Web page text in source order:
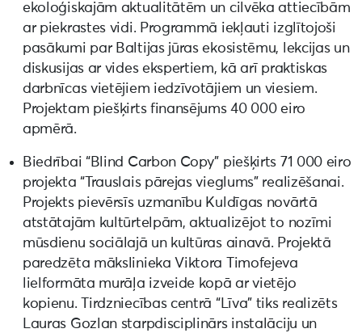
ekoloģiskajām aktualitātēm un cilvēka attiecībām
ar piekrastes vidi. Programmā iekļauti izglītojoši
pasākumi par Baltijas jūras ekosistēmu, lekcijas un
diskusijas ar vides ekspertiem, kā arī praktiskas
darbnīcas vietējiem iedzīvotājiem un viesiem.
Projektam piešķirts finansējums 40 000 eiro
apmērā.
Biedrībai “Blind Carbon Copy” piešķirts 71 000 eiro
projekta “Trauslais pārejas vieglums” realizēšanai.
Projekts pievērsīs uzmanību Kuldīgas novārtā
atstātajām kultūrtelpām, aktualizējot to nozīmi
mūsdienu sociālajā un kultūras ainavā. Projektā
paredzēta mākslinieka Viktora Timofejeva
lielformāta murāļa izveide kopā ar vietējo
kopienu. Tirdzniecības centrā “Līva” tiks realizēts
Lauras Gozlan starpdisciplinārs instalāciju un